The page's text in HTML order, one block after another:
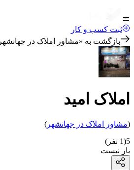
ثبت کسب و کار
بازگشت به «مشاور املاک در جهانشهر
املاک امید
(مشاور املاک در جهانشهر )
5
(
1 نفر)
باز نیست